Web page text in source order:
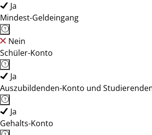
Ja
Mindest-Geldeingang
Nein
Schüler-Konto
Ja
Auszubildenden-Konto und
Ja
Gehalts-Konto